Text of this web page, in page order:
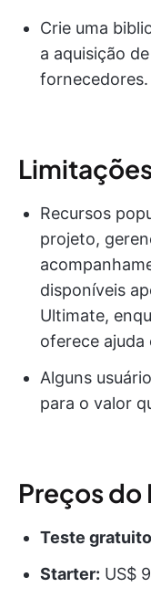
Crie uma
a aquisição
fornecedores.
Recursos
projeto,
disponíveis
Ultimate,
oferece ajuda
Alguns
para o valor
Preços do
Teste
Starter: US$